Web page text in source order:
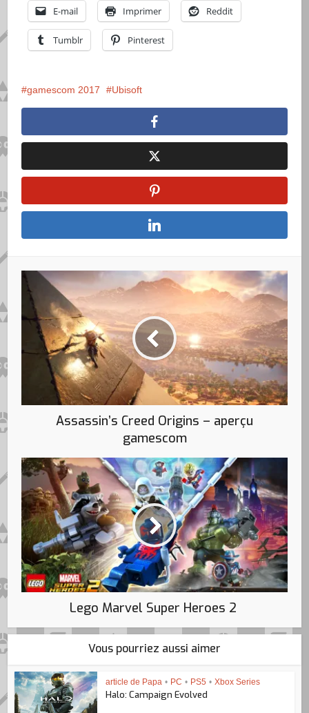
E-mail Imprimer Reddit
Tumblr Pinterest
gamescom 2017 Ubisoft
Assassin’s Creed Origins – aperçu
gamescom
Lego Marvel Super Heroes 2
Vous pourriez aussi aimer
article de Papa • PC • PS5 • Xbox Series
Halo: Campaign Evolved